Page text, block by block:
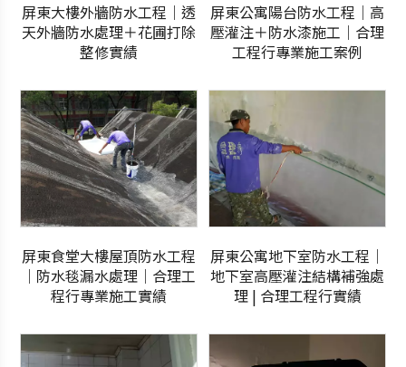
屏東大樓外牆防水工程｜透
天外牆防水處理＋花圃打除
整修實績
屏東公寓陽台防水工程｜高
壓灌注＋防水漆施工｜合理
工程行專業施工案例
屏東食堂大樓屋頂防水工程
｜防水毯漏水處理｜合理工
程行專業施工實績
屏東公寓地下室防水工程｜
地下室高壓灌注結構補強處
理 | 合理工程行實績